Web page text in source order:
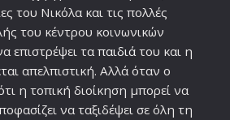
του Νικόλα και τις πολλές
του κέντρου κοινωνικών
επιστρέψει ταπαιδιάτου και η
απελπιστική. Αλλά όταν ο
η τοπική διοίκηση μπορεί να
να ταξιδέψει σε όλη τη